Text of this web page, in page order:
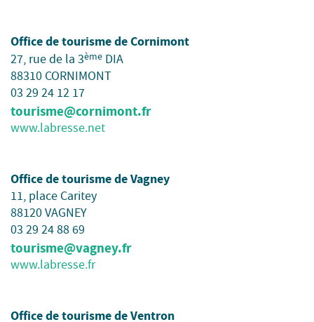
Office de tourisme de Cornimont
27, rue de la 3ème DIA
88310 CORNIMONT
03 29 24 12 17
tourisme@cornimont.fr
www.labresse.net
Office de tourisme de Vagney
11, place Caritey
88120 VAGNEY
03 29 24 88 69
tourisme@vagney.fr
www.labresse.fr
Office de tourisme de Ventron